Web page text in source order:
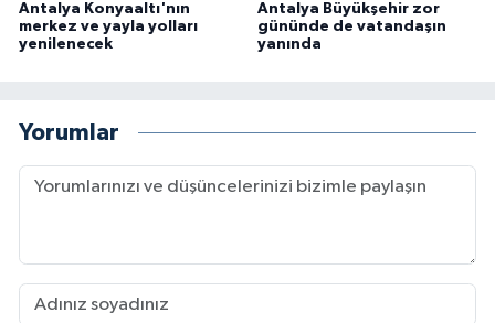
Antalya Konyaaltı'nın
merkez ve yayla yolları
yenilenecek
Antalya Büyükşehir zor
gününde de vatandaşın
yanında
Yorumlar